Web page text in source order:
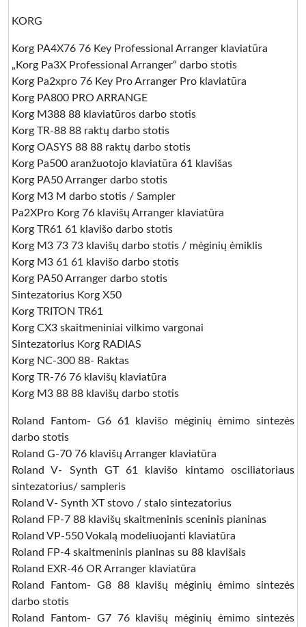
KORG
Korg PA4X76 76 Key Professional Arranger klaviatūra
„Korg Pa3X Professional Arranger“ darbo stotis
Korg Pa2xpro 76 Key Pro Arranger Pro klaviatūra
Korg PA800 PRO ARRANGE
Korg M388 88 klaviatūros darbo stotis
Korg TR-88 88 raktų darbo stotis
Korg OASYS 88 88 raktų darbo stotis
Korg Pa500 aranžuotojo klaviatūra 61 klavišas
Korg PA50 Arranger darbo stotis
Korg M3 M darbo stotis / Sampler
Pa2XPro Korg 76 klavišų Arranger klaviatūra
Korg TR61 61 klavišo darbo stotis
Korg M3 73 73 klavišų darbo stotis / mėginių ėmiklis
Korg M3 61 61 klavišo darbo stotis
Korg PA50 Arranger darbo stotis
Sintezatorius Korg X50
Korg TRITON TR61
Korg CX3 skaitmeniniai vilkimo vargonai
Sintezatorius Korg RADIAS
Korg NC-300 88- Raktas
Korg TR-76 76 klavišų klaviatūra
Korg M3 88 88 klavišų darbo stotis
Roland Fantom- G6 61 klavišo mėginių ėmimo sintezės
darbo stotis
Roland G-70 76 klavišų Arranger klaviatūra
Roland V- Synth GT 61 klavišo kintamo osciliatoriaus
sintezatorius/ sampleris
Roland V- Synth XT stovo / stalo sintezatorius
Roland FP-7 88 klavišų skaitmeninis sceninis pianinas
Roland VP-550 Vokalą modeliuojanti klaviatūra
Roland FP-4 skaitmeninis pianinas su 88 klavišais
Roland EXR-46 OR Arranger klaviatūra
Roland Fantom- G8 88 klavišų mėginių ėmimo sintezės
darbo stotis
Roland Fantom- G7 76 klavišų mėginių ėmimo sintezės